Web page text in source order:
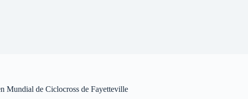
Mundial de Ciclocross de Fayetteville